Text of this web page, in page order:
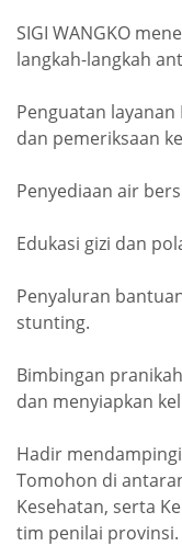
SIGI WANGKO
langkah-langkah
Penguatan
dan pemeriksaan
Penyediaan air
Edukasi gizi dan
Penyaluran
stunting.
Bimbingan
dan menyiapkan
Hadir
Tomohon di
Kesehatan, serta
tim penilai provinsi.